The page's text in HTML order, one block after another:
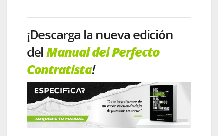
¡Descarga la nueva edición
delManual del Perfecto
Contratista!